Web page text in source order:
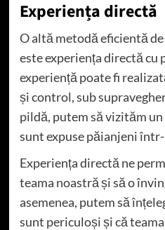
Experiența directă
O altă metodă eficientă
este experiența directă cu
experiență poate fi
și control, sub
pildă, putem să vizităm
sunt expuse păianjeni
Experiența directă ne
teama noastră și să o
asemenea, putem să
sunt periculoși și că